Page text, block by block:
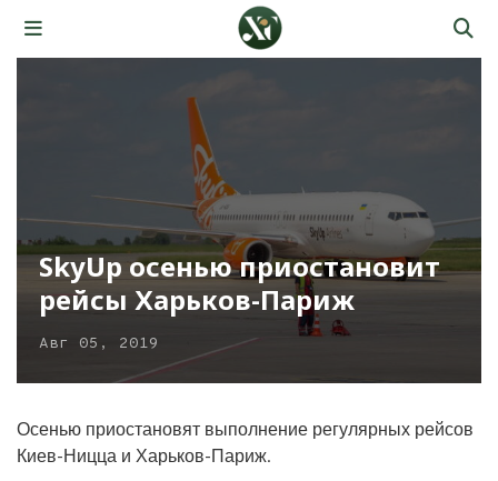
SkyUp осенью приостановит
рейсы Харьков-Париж
Авг 05, 2019
Осенью приостановят выполнение регулярных рейсов
Киев-Ницца и Харьков-Париж.